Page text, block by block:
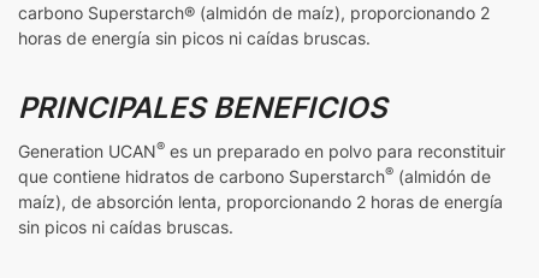
carbono Superstarch® (almidón de maíz), proporcionando 2
horas de energía sin picos ni caídas bruscas.
PRINCIPALES BENEFICIOS
Generation UCAN® es un preparado en polvo para reconstituir
que contiene hidratos de carbono Superstarch® (almidón de
maíz), de absorción lenta, proporcionando 2 horas de energía
sin picos ni caídas bruscas.